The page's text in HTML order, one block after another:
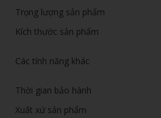
Trọng lượng sản phẩm
Kích thước sản phẩm
Các tính năng khác
Thời gian bảo hành
Xuất xứ sản phẩm